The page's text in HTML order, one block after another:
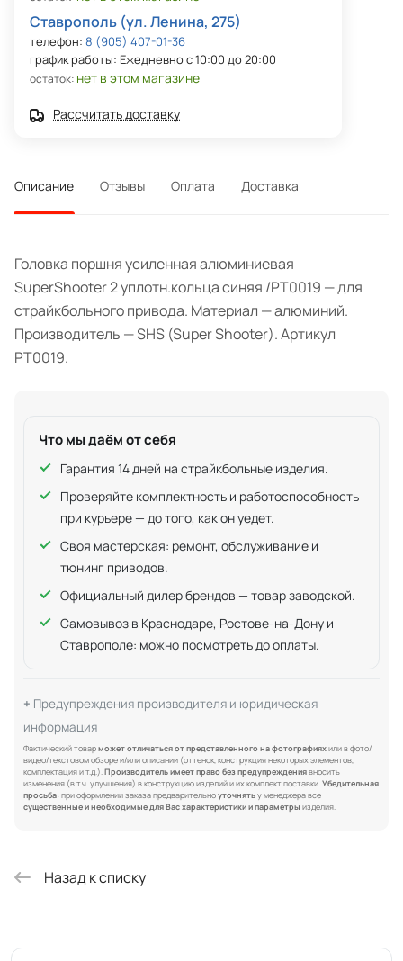
Ставрополь (ул. Ленина, 275)
телефон: 8 (905) 407-01-36
график работы: Ежедневно с 10:00 до 20:00
остаток: нет в этом магазине
Рассчитать доставку
Описание Отзывы Оплата Доставка
Головка поршня усиленная алюминиевая
SuperShooter 2 уплотн.кольца синяя /PT0019 — для
страйкбольного привода. Материал — алюминий.
Производитель — SHS (Super Shooter). Артикул
PT0019.
Что мы даём от себя
Гарантия 14 дней на страйкбольные изделия.
Проверяйте комплектность и работоспособность
при курьере — до того, как он уедет.
Своя мастерская: ремонт, обслуживание и
тюнинг приводов.
Официальный дилер брендов — товар заводской.
Самовывоз в Краснодаре, Ростове-на-Дону и
Ставрополе: можно посмотреть до оплаты.
Предупреждения производителя и юридическая
информация
Фактический товарможет отличаться от представленного на фотографияхили в фото/
видео/текстовом обзоре и/или описании (оттенок, конструкция некоторых элементов,
комплектация и т.д.).Производитель имеет право без предупреждениявносить
изменения (в т.ч. улучшения) в конструкцию изделий и их комплект поставки.Убедительная
просьба: при оформлении заказа предварительноуточнятьу менеджера все
существенные и необходимые для Вас характеристики и параметры изделия.
Назад к списку